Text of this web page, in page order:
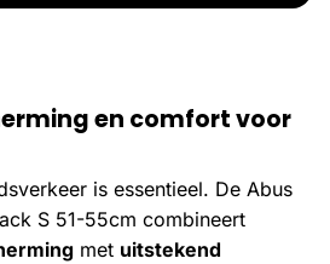
en comfort voor
is essentieel. De Abus
S 51-55cm combineert
met uitstekend